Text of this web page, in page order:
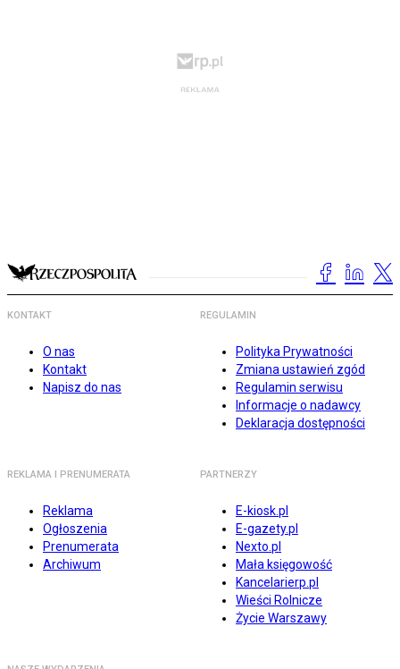
KONTAKT
O nas
Kontakt
Napisz do nas
REGULAMIN
Polityka Prywatności
Zmiana ustawień zgód
Regulamin serwisu
Informacje o nadawcy
Deklaracja dostępności
REKLAMA I PRENUMERATA
Reklama
Ogłoszenia
Prenumerata
Archiwum
PARTNERZY
E-kiosk.pl
E-gazety.pl
Nexto.pl
Mała księgowość
Kancelarierp.pl
Wieści Rolnicze
Życie Warszawy